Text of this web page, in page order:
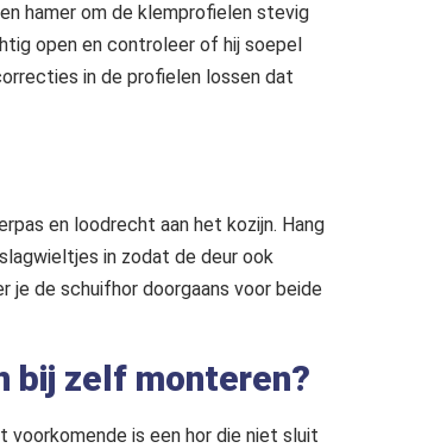
hamer om de klemprofielen stevig
open en controleer of hij soepel
in de profielen lossen dat
en loodrecht aan het kozijn. Hang
in zodat de deur ook
je de schuifhor doorgaans voor beide
bij zelf monteren?
voorkomende is een hor die niet sluit